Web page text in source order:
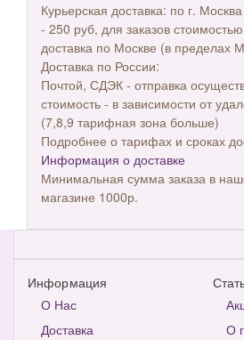
Курьерская доставка: по г.
- 250 руб, для заказов
доставка по Москве (в пределах
Доставка по России:
Почтой, СДЭК - отправка
стоимость - в зависимости от
(7,8,9 тарифная зона больше)
Подробнее о тарифах и сроках
Информация о доставке
Минимальная сумма заказа в
магазине 1000р.
Информация
О Нас
Доставка
О